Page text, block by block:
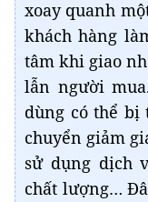
xoay quanh
khách hàng
tâm khi giao
lẫn người
dùng có thể bị
chuyển giảm
sử dụng dịch
chất lượng…